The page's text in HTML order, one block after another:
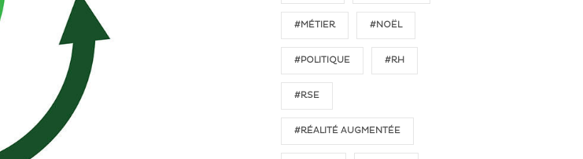
#MÉTIER #NOËL
#POLITIQUE #RH
#RSE
#RÉALITÉ AUGMENTÉE